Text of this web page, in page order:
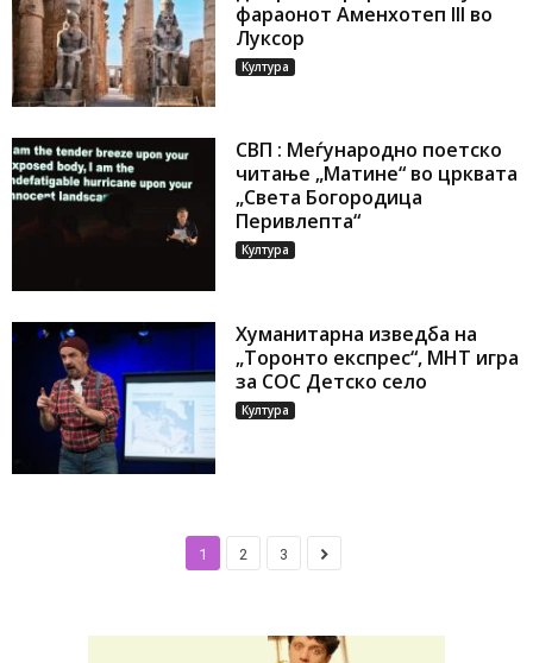
фараонот Аменхотеп III во
Луксор
Култура
СВП : Меѓународно поетско
читање „Матине“ во црквата
„Света Богородица
Перивлепта“
Култура
Хуманитарна изведба на
„Торонто експрес“, МНТ игра
за СОС Детско село
Култура
1 2 3